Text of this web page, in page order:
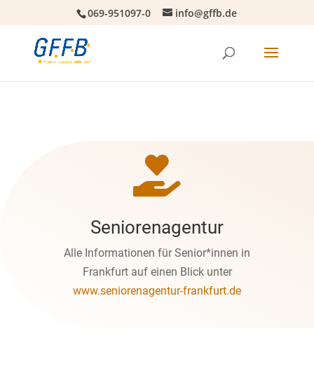
069-951097-0 info@gffb.de

Seniorenagentur
Alle Informationen für Senior*innen in
Frankfurt auf einen Blick unter
www.seniorenagentur-frankfurt.de